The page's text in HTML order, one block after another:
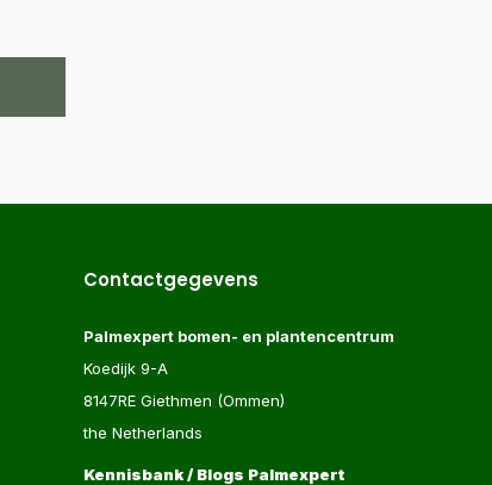
Contactgegevens
Palmexpert bomen- en plantencentrum
Koedijk 9-A
8147RE Giethmen (Ommen)
the Netherlands
Kennisbank / Blogs Palmexpert